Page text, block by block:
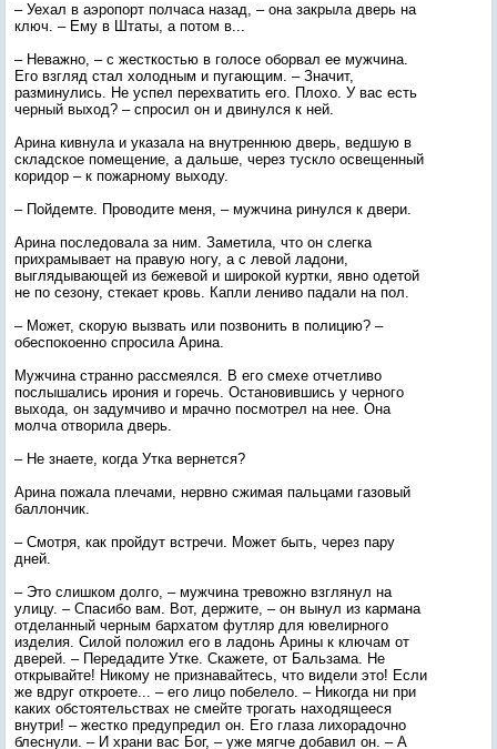
– Уехал в аэропорт полчаса назад, – она закрыла дверь на
ключ. – Ему в Штаты, а потом в...
– Неважно, – с жесткостью в голосе оборвал ее мужчина.
Его взгляд стал холодным и пугающим. – Значит,
разминулись. Не успел перехватить его. Плохо. У вас есть
черный выход? – спросил он и двинулся к ней.
Арина кивнула и указала на внутреннюю дверь, ведшую в
складское помещение, а дальше, через тускло освещенный
коридор – к пожарному выходу.
– Пойдемте. Проводите меня, – мужчина ринулся к двери.
Арина последовала за ним. Заметила, что он слегка
прихрамывает на правую ногу, а с левой ладони,
выглядывающей из бежевой и широкой куртки, явно одетой
не по сезону, стекает кровь. Капли лениво падали на пол.
– Может, скорую вызвать или позвонить в полицию? –
обеспокоенно спросила Арина.
Мужчина странно рассмеялся. В его смехе отчетливо
послышались ирония и горечь. Остановившись у черного
выхода, он задумчиво и мрачно посмотрел на нее. Она
молча отворила дверь.
– Не знаете, когда Утка вернется?
Арина пожала плечами, нервно сжимая пальцами газовый
баллончик.
– Смотря, как пройдут встречи. Может быть, через пару
дней.
– Это слишком долго, – мужчина тревожно взглянул на
улицу. – Спасибо вам. Вот, держите, – он вынул из кармана
отделанный черным бархатом футляр для ювелирного
изделия. Силой положил его в ладонь Арины к ключам от
дверей. – Передадите Утке. Скажете, от Бальзама. Не
открывайте! Никому не признавайтесь, что видели это! Если
же вдруг откроете... – его лицо побелело. – Никогда ни при
каких обстоятельствах не смейте трогать находящееся
внутри! – жестко предупредил он. Его глаза лихорадочно
блеснули. – И храни вас Бог, – уже мягче добавил он. – А